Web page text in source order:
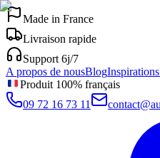
Made in France
Livraison rapide
Support 6j/7
A propos de nousBlogInspirations
Produit 100% français
09 72 16 73 11